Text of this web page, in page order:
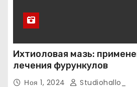
Ихтиоловая мазь:
лечения фурункулов
Ноя 1, 2024 Studiohallo_